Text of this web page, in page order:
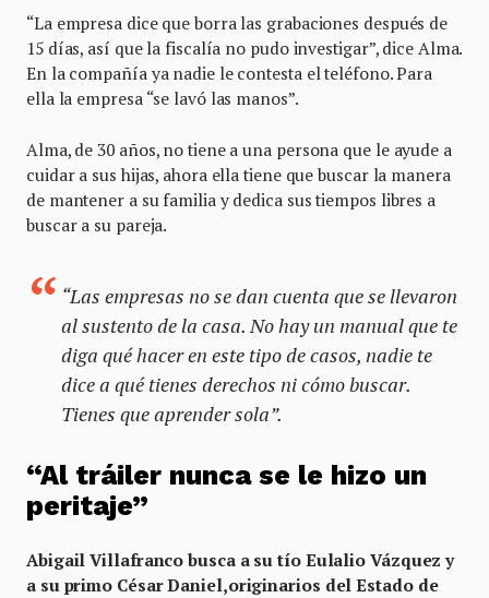
“La empresa dice que borra las grabaciones después de
15 días, así que la fiscalía no pudo investigar”, dice Alma.
En la compañía ya nadie le contesta el teléfono. Para
ella la empresa “se lavó las manos”.
Alma, de 30 años, no tiene a una persona que le ayude a
cuidar a sus hijas, ahora ella tiene que buscar la manera
de mantener a su familia y dedica sus tiempos libres a
buscar a su pareja.
“Las empresas no se dan cuenta que se llevaron
al sustento de la casa. No hay un manual que te
diga qué hacer en este tipo de casos, nadie te
dice a qué tienes derechos ni cómo buscar.
Tienes que aprender sola”.
“Al tráiler nunca se le hizo un
peritaje”
Abigail Villafranco busca a su tío Eulalio Vázquez y
a su primo César Daniel,originarios del Estado de